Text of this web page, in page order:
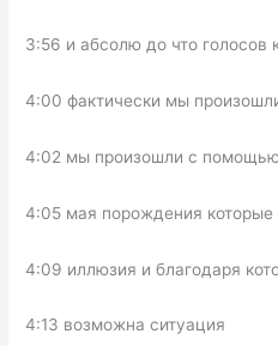
3:56 и абсолю до что голосов
4:00 фактически мы
4:02 мы произошли с
4:05 мая порождения которые
4:09 иллюзия и благодаря
4:13 возможна ситуация